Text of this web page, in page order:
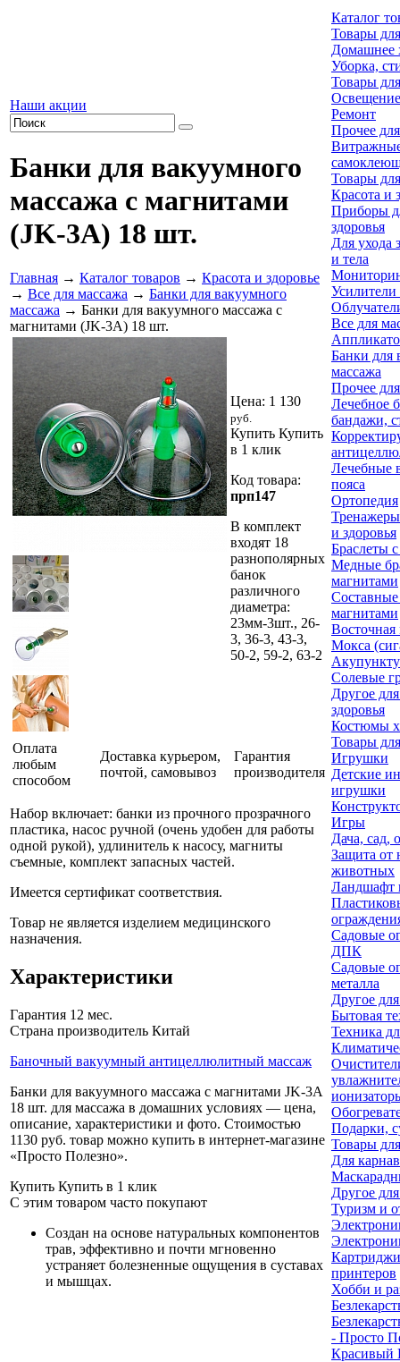
Наши акции
Банки для вакуумного
массажа с магнитами
(JK-3A) 18 шт.
Главная → Каталог товаров → Красота и здоровье
→ Все для массажа → Банки для вакуумного
массажа → Банки для вакуумного массажа с
магнитами (JK-3A) 18 шт.
Цена: 1 130
руб.
Купить Купить
в 1 клик
Код товара:
прп147
В комплект
входят 18
разнополярных
банок
различного
диаметра:
23мм-3шт., 26-
3, 36-3, 43-3,
50-2, 59-2, 63-2
Оплата
любым
способом
Доставка курьером,
почтой, самовывоз
Гарантия
производителя
Набор включает: банки из прочного прозрачного
пластика, насос ручной (очень удобен для работы
одной рукой), удлинитель к насосу, магниты
съемные, комплект запасных частей.
Имеется сертификат соответствия.
Товар не является изделием медицинского
назначения.
Характеристики
Гарантия 12 мес.
Страна производитель Китай
Баночный вакуумный антицеллюлитный массаж
Банки для вакуумного массажа с магнитами JK-3A
18 шт. для массажа в домашних условиях — цена,
описание, характеристики и фото. Стоимостью
1130 руб. товар можно купить в интернет-магазине
«Просто Полезно».
Купить Купить в 1 клик
С этим товаром часто покупают
Создан на основе натуральных компонентов
трав, эффективно и почти мгновенно
устраняет болезненные ощущения в суставах
и мышцах.
Каталог
Товары
Домашнее
Уборка,
Товары
Освещение
Ремонт
Прочее
Товары
Красота и
Приборы
здоровья
Для ухода
и тела
Усилители
Все для
Банки для
массажа
Прочее
Лечебное
бандажи,
Лечебные
пояса
Ортопедия
и здоровья
Браслеты
Медные
магнитами
Составные
магнитами
Мокса
Солевые
Другое
здоровья
Костюмы
Товары
Игрушки
Детские
игрушки
Игры
Дача, сад,
Защита от
животных
Ландшафт
Садовые
ДПК
Садовые
металла
Другое
Бытовая
Техника
Подарки,
Товары
Для
Другое
Туризм и
принтеров
Хобби и
- Просто
Красивый